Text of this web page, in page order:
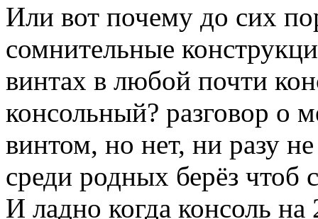
Или вот почему до сих
сомнительные
винтах в любой почти
консольный? разговор о
винтом, но нет, ни разу
среди родных берёз чтоб
И ладно когда консоль